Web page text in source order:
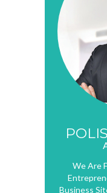
We Are
Business